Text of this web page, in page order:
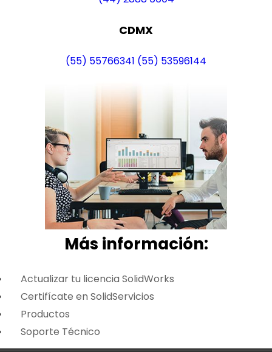
CDMX
(55) 55766341 (55) 53596144
Más información:
Actualizar tu licencia SolidWorks
Certifícate en SolidServicios
Productos
Soporte Técnico